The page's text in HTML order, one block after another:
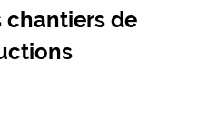
chantiers de